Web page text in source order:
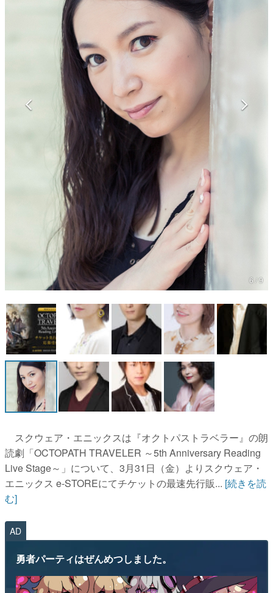
その他
電ファミニコゲーマーとは？
運営：株式会社マレ
6 / 9
スクウェア・エニックスは『オクトパストラベラー』の朗
読劇「OCTOPATH TRAVELER ～5th Anniversary Reading
Live Stage～」について、3月31日（金）よりスクウェア・
エニックス e-STOREにてチケットの最速先行販... [続きを読
む]
AD
勇者パーティはぜんめつしました。